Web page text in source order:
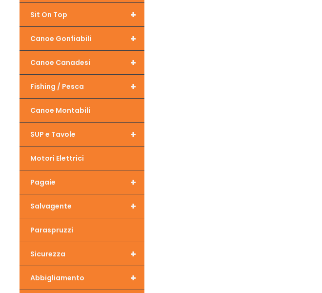
+
Sit On Top
+
Canoe Gonfiabili
+
Canoe Canadesi
+
Fishing / Pesca
Canoe Montabili
+
SUP e Tavole
Motori Elettrici
+
Pagaie
+
Salvagente
Paraspruzzi
+
Sicurezza
+
Abbigliamento